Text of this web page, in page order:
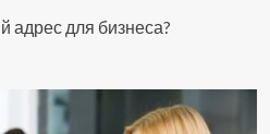
адрес для бизнеса?